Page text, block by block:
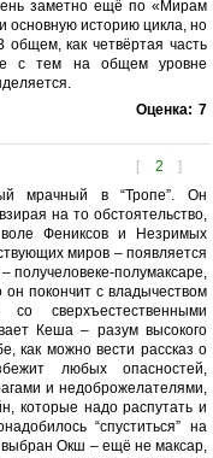
заметно ещё по «Мирам
основную историю цикла, но
общем, как четвёртая часть
с тем на общем уровне
Оценка: 7
[ 2 ]
мрачный в “Тропе”. Он
на то обстоятельство,
Фениксов и Незримых
миров – появляется
получеловеке-полумаксаре,
покончит с владычеством
сверхъестественными
Кеша – разум высокого
как можно вести рассказ о
любых опасностей,
и недоброжелателями,
которые надо распутать и
“спуститься” на
Окш – ещё не максар,